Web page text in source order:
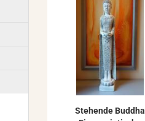
Ste­hen­de Bud­dha